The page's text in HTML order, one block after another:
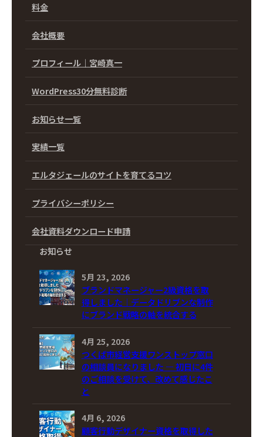
料金
会社概要
プロフィール｜宮崎真一
WordPress30分無料診断
お知らせ一覧
実績一覧
エルタジェールのサイトを育てるコツ
プライバシーポリシー
会社資料ダウンロード申請
お知らせ
5月 23, 2026
ブランドマネージャー2級資格を取
得しました｜データドリブンな制作
にブランド戦略の軸を統合する
4月 25, 2026
つくば市経営支援ワンストップ窓口
の相談員になりました ― 初日に4件
のご相談を受けて、改めて感じたこ
と
4月 6, 2026
顧客行動デザイナー資格を取得した